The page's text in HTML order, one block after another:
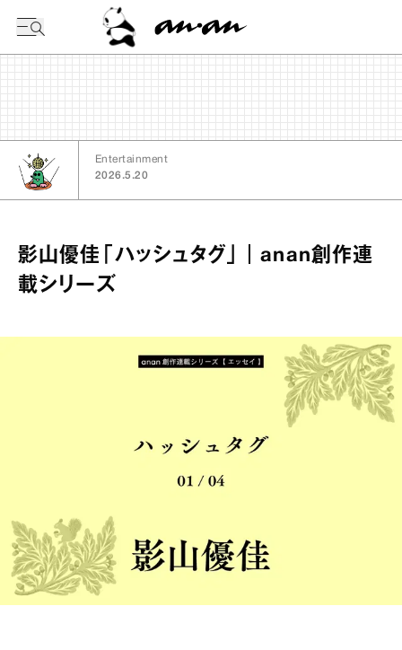
Entertainment
2026.5.20
影山優佳「ハッシュタグ」｜anan創作連
載シリーズ